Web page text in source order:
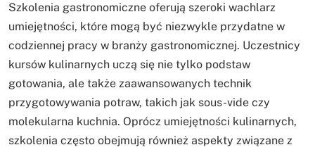
Szkolenia gastronomiczne oferują szeroki wachlarz
umiejętności, które mogą być niezwykle przydatne w
codziennej pracy w branży gastronomicznej. Uczestnicy
kursów kulinarnych uczą się nie tylko podstaw
gotowania, ale także zaawansowanych technik
przygotowywania potraw, takich jak sous-vide czy
molekularna kuchnia. Oprócz umiejętności kulinarnych,
szkolenia często obejmują również aspekty związane z